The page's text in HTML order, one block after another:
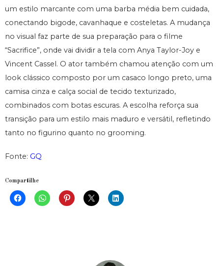
um estilo marcante com uma barba média bem cuidada,
conectando bigode, cavanhaque e costeletas. A mudança
no visual faz parte de sua preparação para o filme
“Sacrifice”, onde vai dividir a tela com Anya Taylor-Joy e
Vincent Cassel. O ator também chamou atenção com um
look clássico composto por um casaco longo preto, uma
camisa cinza e calça social de tecido texturizado,
combinados com botas escuras. A escolha reforça sua
transição para um estilo mais maduro e versátil, refletindo
tanto no figurino quanto no grooming.
Fonte: GQ
Compartilhe